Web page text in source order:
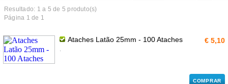
Resultado: 1 a 5 de 5 produto(s)
Página 1 de 1
Ataches Latão 25mm - 100 Ataches
.
€ 5,10
COMPRAR